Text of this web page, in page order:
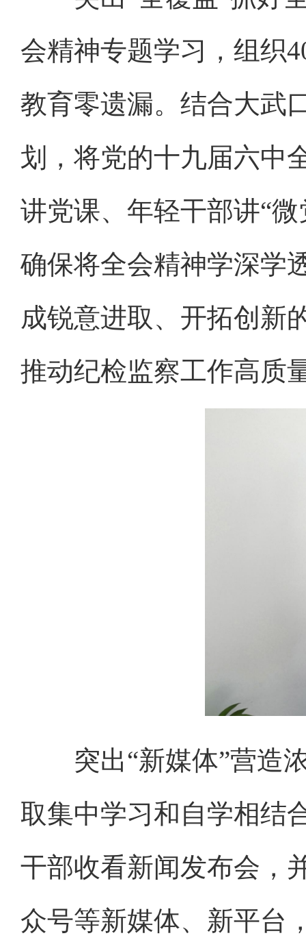
会精神专题学习，组织
教育零遗漏。结合大武
划，将党的十九届六中
讲党课、年轻干部讲“
确保将全会精神学深学
成锐意进取、开拓创新
推动纪检监察工作高质
突出“新媒体”营造浓
取集中学习和自学相结
干部收看新闻发布会，
众号等新媒体、新平台